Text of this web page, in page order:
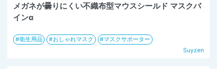
メガネが曇りにくい不織布型マウスシールド マスクバ
インα
衛生用品 おしゃれマスク
マスクサポーター
Suyzen